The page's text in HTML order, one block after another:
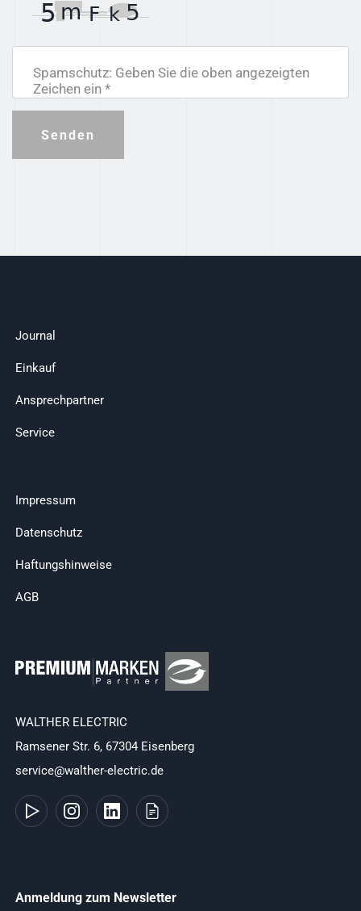
Spamschutz: Geben Sie die oben angezeigten
Zeichen ein *
Senden
Journal
Einkauf
Ansprechpartner
Service
Impressum
Datenschutz
Haftungshinweise
AGB
WALTHER ELECTRIC
Ramsener Str. 6, 67304 Eisenberg
service@walther-electric.de
Anmeldung zum Newsletter